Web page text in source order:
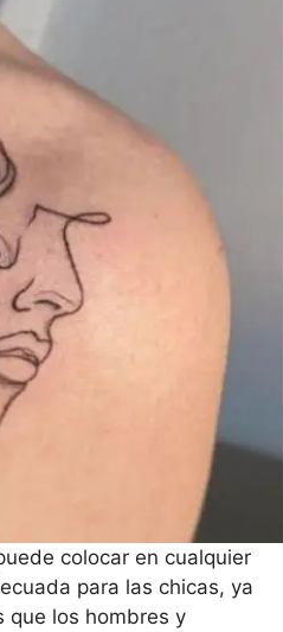
colocar en cualquier
para las chicas, ya
que los hombres y